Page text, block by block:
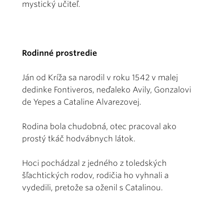
mystický učiteľ.
Rodinné prostredie
Ján od Kríža sa narodil v roku 1542 v malej
dedinke Fontiveros, neďaleko Avily, Gonzalovi
de Yepes a Cataline Alvarezovej.
Rodina bola chudobná, otec pracoval ako
prostý tkáč hodvábnych látok.
Hoci pochádzal z jedného z toledských
šľachtických rodov, rodičia ho vyhnali a
vydedili, pretože sa oženil s Catalinou.